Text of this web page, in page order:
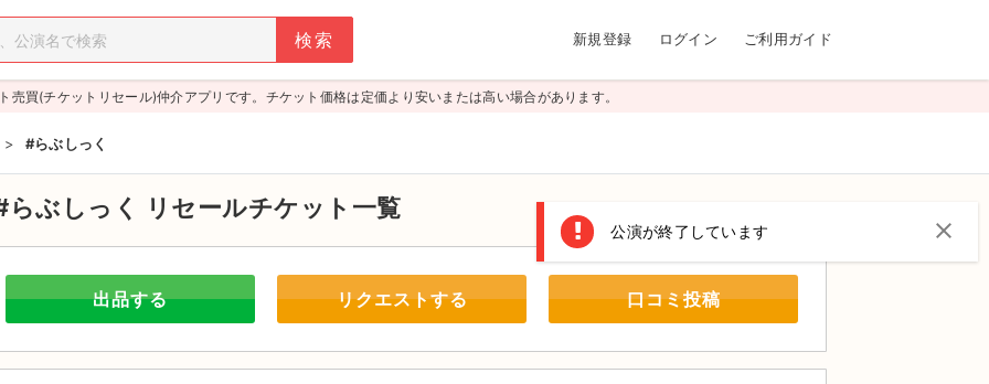
新規登録 ログイン ご利用ガイド
売買(チケットリセール)仲介アプリです。チケット価格は定価より安いまたは高い場合があります。
> #らぶしっく
公演が終了しています close
らぶしっく リセールチケット一覧
出品する リクエストする 口コミ投稿